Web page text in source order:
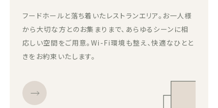
フードホールと落ち着いたレストランエリア。お一人様
から大切な方とのお集まりまで、あらゆるシーンに相
応しい空間をご用意。Wi-Fi環境も整え、快適なひとと
きをお約束いたします。